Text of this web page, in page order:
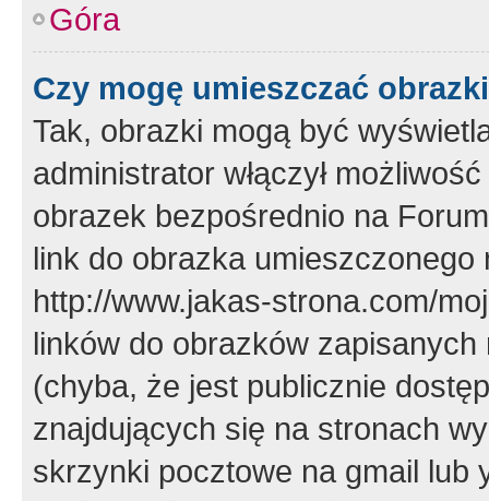
Góra
Czy mogę umieszczać
Tak, obrazki mogą być
administrator włączył
obrazek bezpośrednio na
link do obrazka
http://www.jakas-strona.com/
linków do obrazków
(chyba, że jest publicznie
znajdujących się na stronach
skrzynki pocztowe na gmail lub